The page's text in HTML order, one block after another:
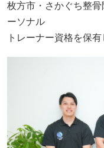
枚方市・さかぐち整
ーソナル
トレーナー資格を保有